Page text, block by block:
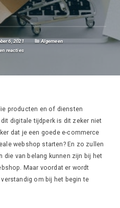
6, 2021
Algemeen
reacties
producten en of diensten
digitale tijdperk is dit zeker niet
dat je een goede e-commerce
webshop starten? En zo zullen
die van belang kunnen zijn bij het
Maar voordat er wordt
om bij het begin te